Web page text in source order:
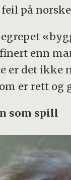
på
enn
er det ikke
er rett og
som spill